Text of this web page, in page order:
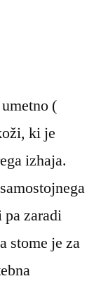
(
ki je
izhaja.
zaradi
stome je za